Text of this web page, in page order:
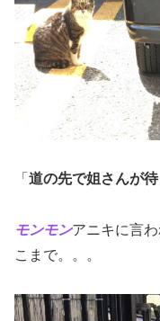
「 道の先で姐さんが待
モンモンアニキに言
こまで。。。